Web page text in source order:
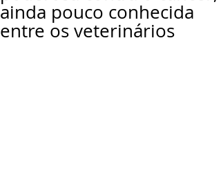
ainda pouco conhecida
entre os veterinários